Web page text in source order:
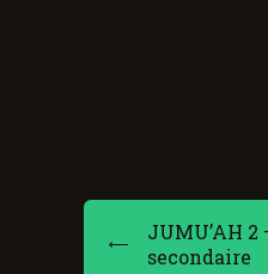
JUMU’AH 2
secondaire